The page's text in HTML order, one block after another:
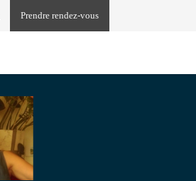
Prendre rendez-vous